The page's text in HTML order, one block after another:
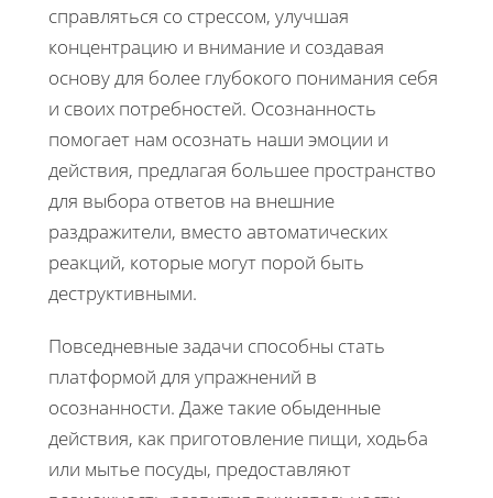
справляться со стрессом, улучшая
концентрацию и внимание и создавая
основу для более глубокого понимания себя
и своих потребностей. Осознанность
помогает нам осознать наши эмоции и
действия, предлагая большее пространство
для выбора ответов на внешние
раздражители, вместо автоматических
реакций, которые могут порой быть
деструктивными.
Повседневные задачи способны стать
платформой для упражнений в
осознанности. Даже такие обыденные
действия, как приготовление пищи, ходьба
или мытье посуды, предоставляют